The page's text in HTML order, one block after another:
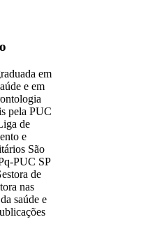
em
e em
pela PUC
de
e
São
PUC SP
de
nas
saúde e